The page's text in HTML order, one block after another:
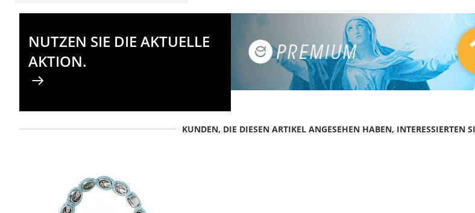
NUTZEN SIE DIE AKTUELLE
AKTION.
KUNDEN, DIE DIESEN ARTIKEL ANGESEHEN HABEN, INTERESSIERTEN